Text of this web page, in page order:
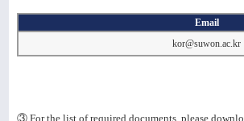
Email
kor@suwon.ac.kr
③ For the list of required documents, please